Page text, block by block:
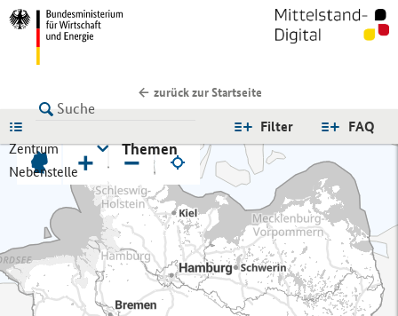
zurück zur Startseite
FAQ
Filter
Zentrum
Nebenstelle
Themen
+ −